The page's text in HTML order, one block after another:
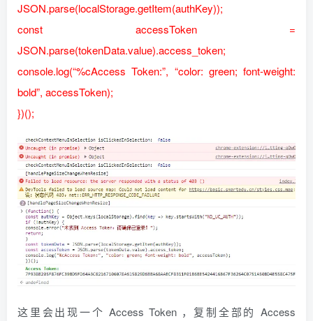
JSON.parse(localStorage.getItem(authKey));
const accessToken =
JSON.parse(tokenData.value).access_token;
console.log(“%cAccess Token:”, “color: green; font-weight:
bold”, accessToken);
})();
这里会出现一个 Access Token ，复制全部的 Access